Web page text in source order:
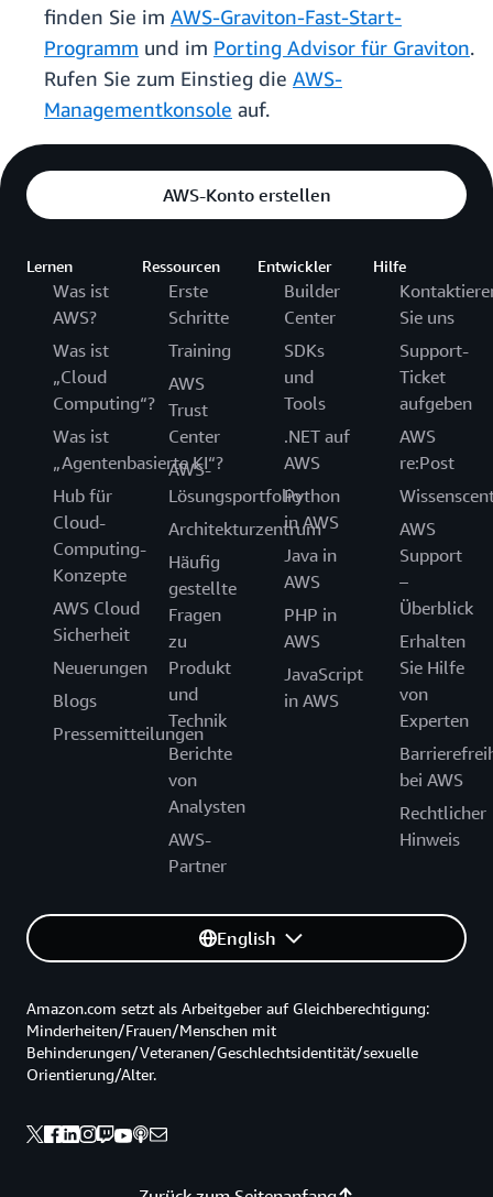
finden Sie im AWS-Graviton-Fast-Start-
Programm und im Porting Advisor für Graviton.
Rufen Sie zum Einstieg die AWS-
Managementkonsole auf.
AWS-Konto erstellen
Lernen
Was ist
AWS?
Was ist
„Cloud
Computing“?
Was ist
„Agentenbasierte KI“?
Hub für
Cloud-
Computing-
Konzepte
AWS Cloud
Sicherheit
Neuerungen
Blogs
Pressemitteilungen
Ressourcen
Erste
Schritte
Training
AWS
Trust
Center
AWS-
Lösungsportfolio
Architekturzentrum
Häufig
gestellte
Fragen
zu
Produkt
und
Technik
Berichte
von
Analysten
AWS-
Partner
Entwickler
Builder
Center
SDKs
und
Tools
.NET auf
AWS
Python
in AWS
Java in
AWS
PHP in
AWS
JavaScript
in AWS
Hilfe
Sie uns
Support-
Ticket
aufgeben
AWS
re:Post
AWS
Support
–
Überblick
Erhalten
Sie Hilfe
von
Experten
bei AWS
Rechtlicher
Hinweis
English
Amazon.com setzt als Arbeitgeber auf Gleichberechtigung:
Minderheiten/Frauen/Menschen mit
Behinderungen/Veteranen/Geschlechtsidentität/sexuelle
Orientierung/Alter.